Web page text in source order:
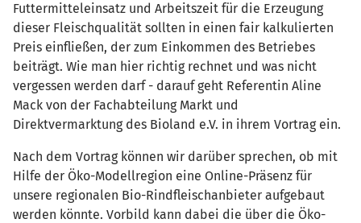
Futtermitteleinsatz und Arbeitszeit für die Erzeugung
dieser Fleischqualität sollten in einen fair kalkulierten
Preis einfließen, der zum Einkommen des Betriebes
beiträgt. Wie man hier richtig rechnet und was nicht
vergessen werden darf - darauf geht Referentin Aline
Mack von der Fachabteilung Markt und
Direktvermarktung des Bioland e.V. in ihrem Vortrag ein.
Nach dem Vortrag können wir darüber sprechen, ob mit
Hilfe der Öko-Modellregion eine Online-Präsenz für
unsere regionalen Bio-Rindfleischanbieter aufgebaut
werden könnte. Vorbild kann dabei die über die Öko-